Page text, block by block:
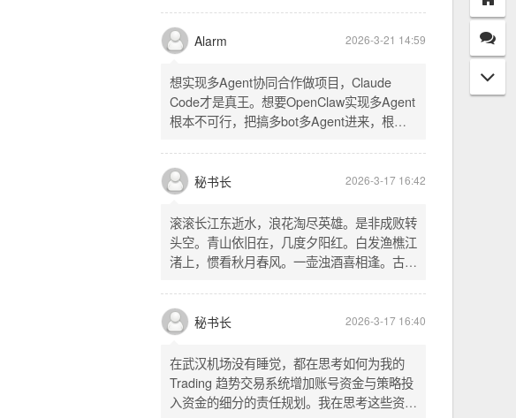
autoplay 从后端变量读取，不再硬编码 false
- shuffle 后台开启时强制随机，否则走
人与人之间的差距，不在于起点，而在于信
念。我既已选定这条路，便要心无旁骛地走下
去。交易系统是我的战场，不破楼兰终不还。
唯有目标，不可动摇。
Alarm 2026-3-21 14:59
想实现多Agent协同合作做项目，Claude
Code才是真王。想要OpenClaw实现多Agent
根本不可行，把搞多bot多Agent进来，根本
秘书长 2026-3-17 16:42
滚滚长江东逝水，浪花淘尽英雄。是非成败转
头空。青山依旧在，几度夕阳红。白发渔樵江
渚上，惯看秋月春风。一壶浊酒喜相逢。古今
的开篇词，气势磅礴，感慨历史兴衰、人生短
暂。晚饭时在墙上看到这句诗，让人感慨万
千。历史长河滚滚向前，多少英雄豪杰都随江
秘书长 2026-3-17 16:40